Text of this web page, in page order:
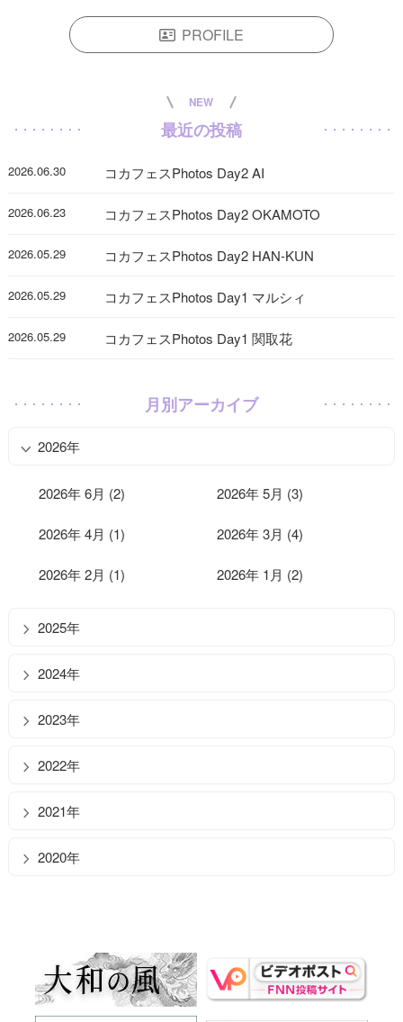
PROFILE
NEW
最近の投稿
2026.06.30 コカフェスPhotos Day2 AI
2026.06.23 コカフェスPhotos Day2 OKAMOTO
2026.05.29 コカフェスPhotos Day2 HAN-KUN
2026.05.29 コカフェスPhotos Day1 マルシィ
2026.05.29 コカフェスPhotos Day1 関取花
月別アーカイブ
2026年
2026年 6月 (2) 2026年 5月 (3)
2026年 4月 (1) 2026年 3月 (4)
2026年 2月 (1) 2026年 1月 (2)
2025年
2024年
2023年
2022年
2021年
2020年